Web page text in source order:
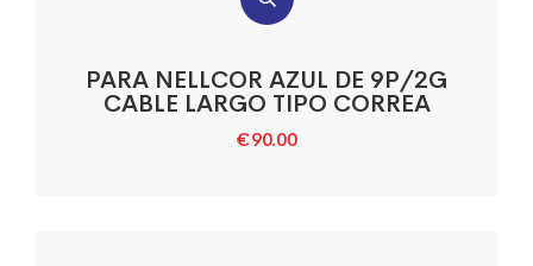
PARA NELLCOR AZUL DE 9P/2G
CABLE LARGO TIPO CORREA
€90.00